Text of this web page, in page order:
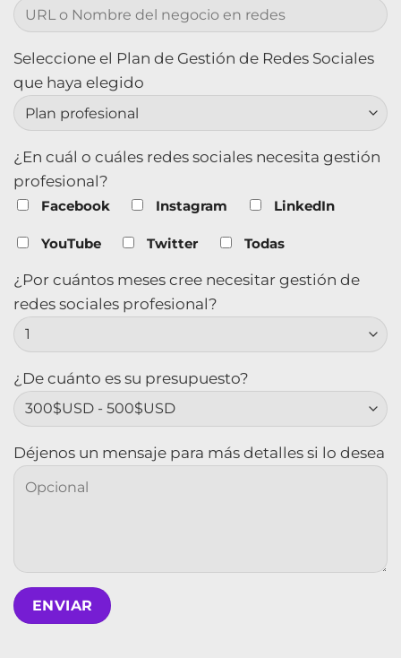
Seleccione el Plan de Gestión de Redes Sociales
que haya elegido
¿En cuál o cuáles redes sociales necesita gestión
profesional?
Facebook Instagram LinkedIn
YouTube Twitter Todas
¿Por cuántos meses cree necesitar gestión de
redes sociales profesional?
¿De cuánto es su presupuesto?
Déjenos un mensaje para más detalles si lo desea